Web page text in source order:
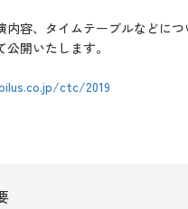
内容、タイムテーブルなどに
開いたします。
ctc/2019